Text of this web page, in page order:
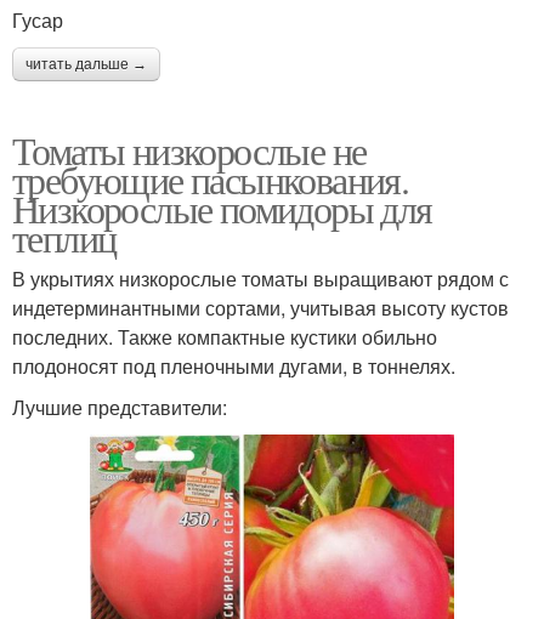
Гусар
читать дальше →
Томаты низкорослые не
требующие пасынкования.
Низкорослые помидоры для
теплиц
В укрытиях низкорослые томаты выращивают рядом с
индетерминантными сортами, учитывая высоту кустов
последних. Также компактные кустики обильно
плодоносят под пленочными дугами, в тоннелях.
Лучшие представители: